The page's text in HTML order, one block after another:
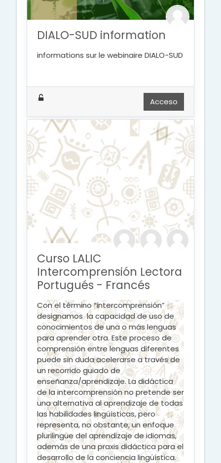
DIALO-SUD information
informations sur le webinaire DIALO-SUD
Acceso
Curso LALIC
Intercomprensión Lectora
Portugués - Francés
Con el término “intercomprensión”
designamos la capacidad de uso de
conocimientos de una o más lenguas
para aprender otra. Este proceso de
comprensión entre lenguas diferentes
puede sin duda acelerarse a través de
un recorrido guiado de
enseñanza/aprendizaje. La didáctica
de la intercomprensión no pretende ser
una alternativa al aprendizaje de todas
las habilidades lingüísticas, pero
representa, no obstante, un enfoque
plurilingüe del aprendizaje de idiomas,
además de una praxis didáctica para el
desarrollo de la conciencia lingüística.